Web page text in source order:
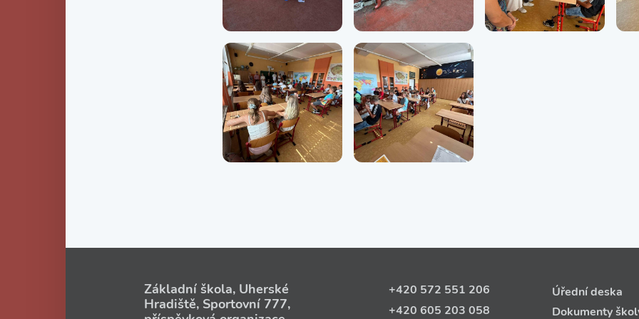
Základní škola, Uherské
Hradiště, Sportovní 777,
+420 572 551 206
+420 605 203 058
Úřední deska
Dokumenty